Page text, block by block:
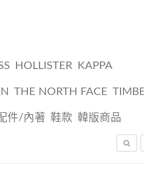
HOLLISTER KAPPA
THE NORTH FACE
件/內著 鞋款 韓版商品
搜尋